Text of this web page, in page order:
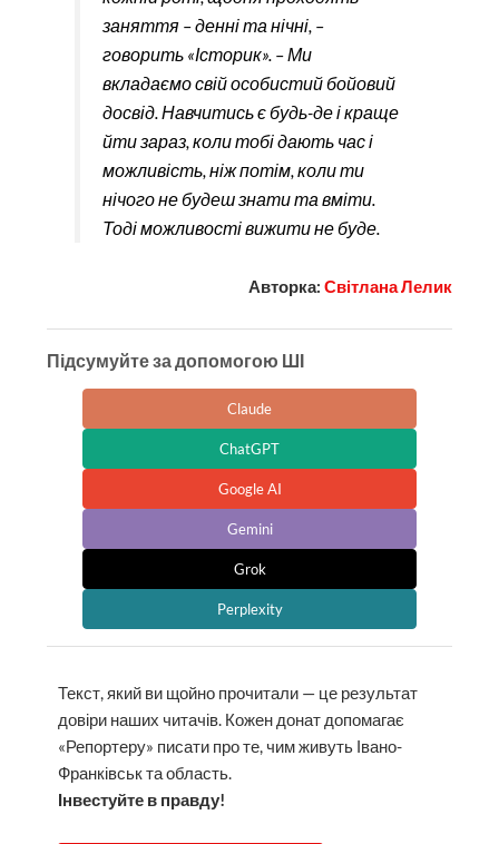
заняття – денні та нічні, –
говорить «Історик». – Ми
вкладаємо свій особистий бойовий
досвід. Навчитись є будь-де і краще
йти зараз, коли тобі дають час і
можливість, ніж потім, коли ти
нічого не будеш знати та вміти.
Тоді можливості вижити не буде.
Авторка: Світлана Лелик
Підсумуйте за допомогою ШІ
Claude
ChatGPT
Google AI
Gemini
Grok
Perplexity
Текст, який ви щойно прочитали — це результат
довіри наших читачів. Кожен донат допомагає
«Репортеру» писати про те, чим живуть Івано-
Франківськ та область.
Інвестуйте в правду!